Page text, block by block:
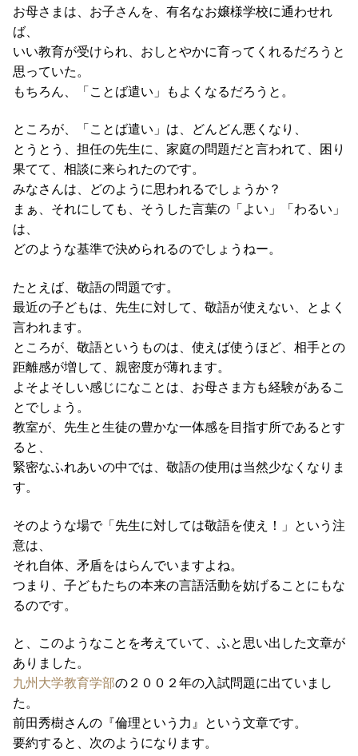
お母さまは、お子さんを、有名なお嬢様学校に通わせれ
ば、
いい教育が受けられ、おしとやかに育ってくれるだろうと
思っていた。
もちろん、「ことば遣い」もよくなるだろうと。
ところが、「ことば遣い」は、どんどん悪くなり、
とうとう、担任の先生に、家庭の問題だと言われて、困り
果てて、相談に来られたのです。
みなさんは、どのように思われるでしょうか？
まぁ、それにしても、そうした言葉の「よい」「わるい」
は、
どのような基準で決められるのでしょうねー。
たとえば、敬語の問題です。
最近の子どもは、先生に対して、敬語が使えない、とよく
言われます。
ところが、敬語というものは、使えば使うほど、相手との
距離感が増して、親密度が薄れます。
よそよそしい感じになことは、お母さま方も経験があるこ
とでしょう。
教室が、先生と生徒の豊かな一体感を目指す所であるとす
ると、
緊密なふれあいの中では、敬語の使用は当然少なくなりま
す。
そのような場で「先生に対しては敬語を使え！」という注
意は、
それ自体、矛盾をはらんでいますよね。
つまり、子どもたちの本来の言語活動を妨げることにもな
るのです。
と、このようなことを考えていて、ふと思い出した文章が
ありました。
九州大学教育学部の２００２年の入試問題に出ていまし
た。
前田秀樹さんの『倫理という力』という文章です。
要約すると、次のようになります。